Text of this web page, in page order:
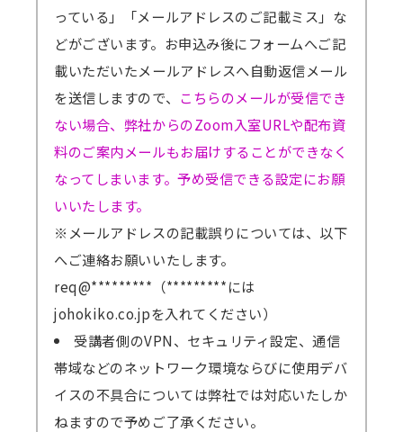
っている」「メールアドレスのご記載ミス」な
どがございます。お申込み後にフォームへご記
載いただいたメールアドレスへ自動返信メール
を送信しますので、 こちらのメールが受信でき
ない場合、弊社からのZoom入室URLや配布資
料のご案内メールもお届けすることができなく
なってしまいます。予め受信できる設定にお願
いいたします。
※メールアドレスの記載誤りについては、以下
へご連絡お願いいたします。
req@*********（*********には
johokiko.co.jpを入れてください）
受講者側のVPN、セキュリティ設定、通信
帯域などのネットワーク環境ならびに使用デバ
イスの不具合については弊社では対応いたしか
ねますので予めご了承ください。